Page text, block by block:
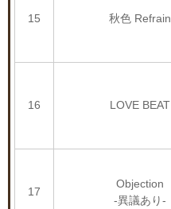
15 秋色 Refrain
16 LOVE BEAT
17
Objection
-異議あり-